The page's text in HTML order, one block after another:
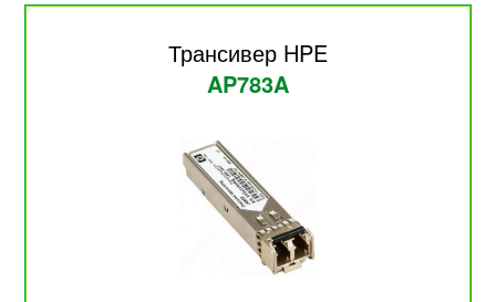
Трансивер HPE
AP783A